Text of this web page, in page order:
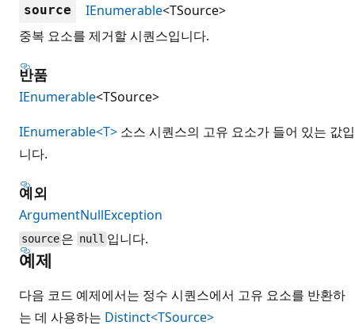
source IEnumerable<TSource>
중복 요소를 제거할 시퀀스입니다.
반품
IEnumerable<TSource>
IEnumerable<T> 소스 시퀀스의 고유 요소가 들어 있는 값입
니다.
예외
ArgumentNullException
source 은 null 입니다.
예제
다음 코드 예제에서는 정수 시퀀스에서 고유 요소를 반환하
는 데 사용하는 Distinct<TSource>